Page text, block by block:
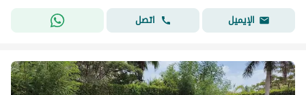
الإيميل
اتصل